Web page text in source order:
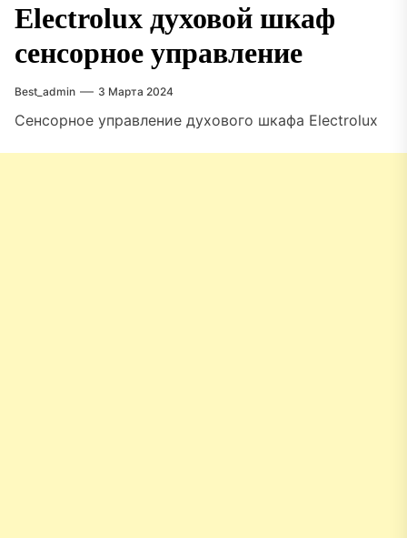
Electrolux духовой шкаф
сенсорное управление
Best_admin 3 Марта 2024
Сенсорное управление духового шкафа Electrolux